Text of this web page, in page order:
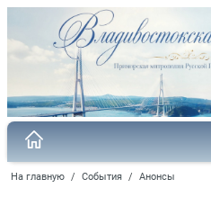
На главную / События / Анонсы